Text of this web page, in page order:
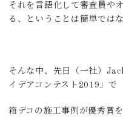
それを言語化して審査員や
る、ということは簡単では
そんな中、先日（一社）
イデアコンテスト2019」で
箱デコの施工事例が優秀賞